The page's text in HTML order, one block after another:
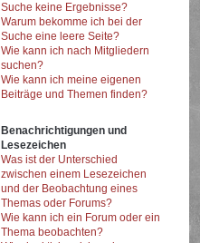
Suche keine Ergebnisse?
Warum bekomme ich bei der
Suche eine leere Seite?
Wie kann ich nach Mitgliedern
suchen?
Wie kann ich meine eigenen
Beiträge und Themen finden?
Benachrichtigungen und
Lesezeichen
Was ist der Unterschied
zwischen einem Lesezeichen
und der Beobachtung eines
Themas oder Forums?
Wie kann ich ein Forum oder ein
Thema beobachten?